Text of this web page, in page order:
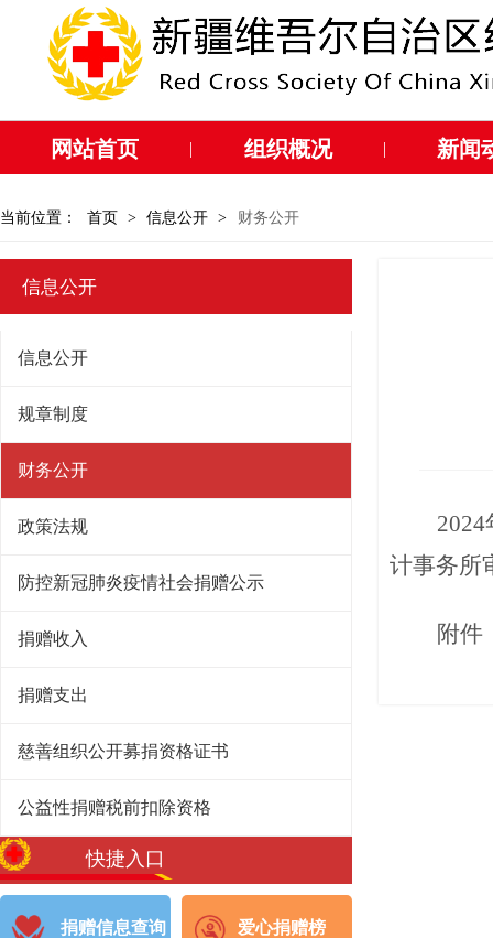
网站首页 | 组织概况 | 新闻
当前位置： 首页 > 信息公开 > 财务公开
信息公开
信息公开
规章制度
财务公开
政策法规
防控新冠肺炎疫情社会捐赠公示
捐赠收入
捐赠支出
慈善组织公开募捐资格证书
公益性捐赠税前扣除资格
快捷入口
捐赠信息查询 爱心捐赠榜
计事务所
附件